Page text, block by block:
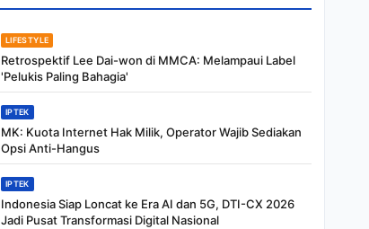
LIFESTYLE
Retrospektif Lee Dai-won di MMCA: Melampaui Label
'Pelukis Paling Bahagia'
IPTEK
MK: Kuota Internet Hak Milik, Operator Wajib Sediakan
Opsi Anti-Hangus
IPTEK
Indonesia Siap Loncat ke Era AI dan 5G, DTI-CX 2026
Jadi Pusat Transformasi Digital Nasional